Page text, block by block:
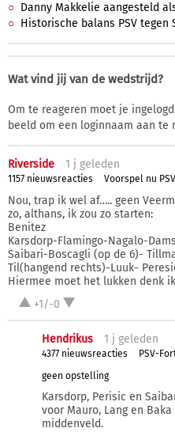
Danny Makkelie aangesteld
Historische balans PSV tegen
Wat vind jij van de wedstrijd?
Om te reageren moet je
beeld om een loginnaam aan te
Riverside 1 j geleden
1157 nieuwsreacties Voorspel nu
Nou, trap ik wel af….. geen
zo, althans, ik zou zo starten:
Benitez
Karsdorp-Flamingo-Nagalo-Dams
Saibari-Boscagli (op de 6)-
Til(hangend rechts)-Luuk-
Hiermee moet het lukken denk ik
+1/-0
Hendrikus 1 j geleden
4377 nieuwsreacties
PSV-
geen opstelling
Karsdorp, Perisic en
voor Mauro, Lang en
middenveld.